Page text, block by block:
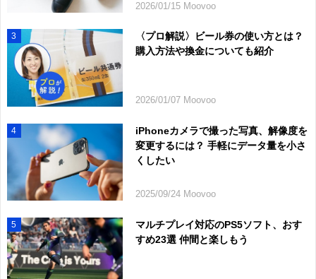
2026/01/15 Moovoo
3
〈プロ解説〉ビール券の使い方とは？
購入方法や換金についても紹介
2026/01/07 Moovoo
4
iPhoneカメラで撮った写真、解像度を
変更するには？ 手軽にデータ量を小さ
くしたい
2025/09/24 Moovoo
5
マルチプレイ対応のPS5ソフト、おす
すめ23選 仲間と楽しもう